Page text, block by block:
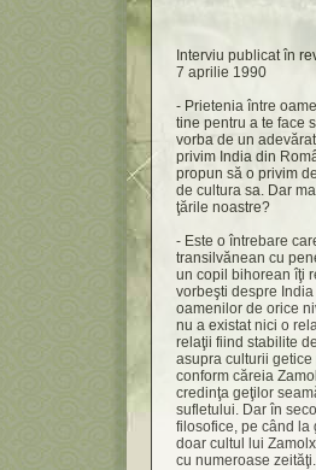
Interviu publicat în
7 aprilie 1990
- Prietenia între
tine pentru a te face
vorba de un
privim India din
propun să o privim
de cultura sa. Dar
ţările noastre?
- Este o întrebare
transilvănean cu
un copil bihorean îţi
vorbeşti despre
oamenilor de orice
nu a existat nici o
relaţii fiind stabilite
asupra culturii
conform căreia
credinţa geţilor
sufletului. Dar în
filosofice, pe când la
doar cultul lui
cu numeroase zeităţi.